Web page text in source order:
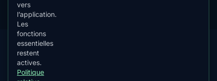
vers
l’application.
Les
fonctions
essentielles
restent
actives.
Politique